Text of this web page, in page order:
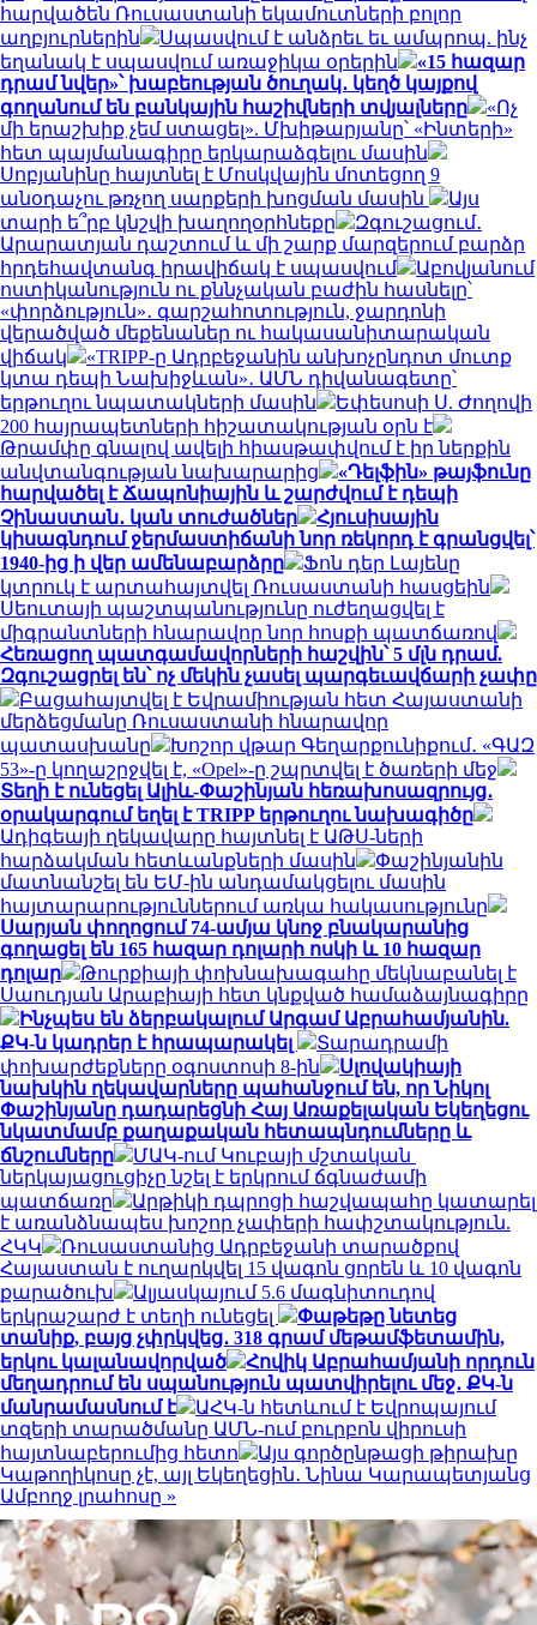
հարվածեն Ռուսաստանի եկամուտների բոլոր
աղբյուրներին
Սպասվում է անձրեւ եւ ամպրոպ. ինչ
եղանակ է սպասվում առաջիկա օրերին
«15 հազար
դրամ նվեր»՝ խաբեության ծուղակ․ կեղծ կայքով
գողանում են բանկային հաշիվների տվյալները
«Ոչ
մի երաշխիք չեմ ստացել». Մխիթարյանը՝ «Ինտերի»
հետ պայմանագիրը երկարաձգելու մասին
Սոբյանինը հայտնել է Մոսկվային մոտեցող 9
անօդաչու թռչող սարքերի խոցման մասին
Այս
տարի ե՞րբ կնշվի խաղողօրհնեքը
Զգուշացում․
Արարատյան դաշտում և մի շարք մարզերում բարձր
հրդեհավտանգ իրավիճակ է սպասվում
Աբովյանում
ոստիկանություն ու քննչական բաժին հասնելը՝
«փորձություն»․ գարշահոտություն, ջարդոնի
վերածված մեքենաներ ու հակասանիտարական
վիճակ
«TRIPP-ը Ադրբեջանին անխոչընդոտ մուտք
կտա դեպի Նախիջևան»․ ԱՄՆ դիվանագետը՝
երթուղու նպատակների մասին
Եփեսոսի Ս. Ժողովի
200 հայրապետների հիշատակության օրն է
Թրամփը գնալով ավելի հիասթափվում է իր ներքին
անվտանգության նախարարից
«Դելֆին» թայֆունը
հարվածել է Ճապոնիային և շարժվում է դեպի
Չինաստան․ կան տուժածներ
Հյուսիսային
կիսագնդում ջերմաստիճանի նոր ռեկորդ է գրանցվել՝
1940-ից ի վեր ամենաբարձրը
Ֆոն դեր Լայենը
կտրուկ է արտահայտվել Ռուսաստանի հասցեին
Սեուտայի ​​պաշտպանությունը ուժեղացվել է
միգրանտների հնարավոր նոր հոսքի պատճառով
Հեռացող պատգամավորների հաշվին՝ 5 մլն դրամ.
Զգուշացրել են՝ ոչ մեկին չասել պարգեւավճարի չափը
Բացահայտվել է Եվրամիության հետ Հայաստանի
մերձեցմանը Ռուսաստանի հնարավոր
պատասխանը
Խոշոր վթար Գեղարքունիքում․ «ԳԱԶ
53»-ը կողաշրջվել է, «Opel»-ը շպրտվել է ծառերի մեջ
Տեղի է ունեցել Ալիև-Փաշինյան հեռախոսազրույց․
օրակարգում եղել է TRIPP երթուղու նախագիծը
Ադիգեայի ղեկավարը հայտնել է ԱԹՍ-ների
հարձակման հետևանքների մասին
Փաշինյանին
մատնանշել են ԵՄ-ին անդամակցելու մասին
հայտարարություններում առկա հակասությունը
Սարյան փողոցում 74-ամյա կնոջ բնակարանից
գողացել են 165 հազար դոլարի ոսկի և 10 հազար
դոլար
Թուրքիայի փոխնախագահը մեկնաբանել է
Սաուդյան Արաբիայի հետ կնքված համաձայնագիրը
Ինչպես են ձերբակալում Արգամ Աբրահամյանին.
ՔԿ-ն կադրեր է հրապարակել
Տարադրամի
փոխարժեքները օգոստոսի 8-ին
Սլովակիայի
նախկին ղեկավարները պահանջում են, որ Նիկոլ
Փաշինյանը դադարեցնի Հայ Առաքելական Եկեղեցու
նկատմամբ քաղաքական հետապնդումները և
ճնշումները
ՄԱԿ-ում Կուբայի մշտական ​​
ներկայացուցիչը նշել է երկրում ճգնաժամի
պատճառը
Արթիկի դպրոցի հաշվապահը կատարել
է առանձնապես խոշոր չափերի հափշտակություն.
ՀԿԿ
Ռուսաստանից Ադրբեջանի տարածքով
Հայաստան է ուղարկվել 15 վագոն ցորեն և 10 վագոն
քարածուխ
Ալյասկայում 5.6 մագնիտուդով
երկրաշարժ է տեղի ունեցել
Փաթեթը նետեց
տանիք, բայց չփրկվեց․ 318 գրամ մեթամֆետամին,
երկու կալանավորված
Հովիկ Աբրահամյանի որդուն
մեղադրում են սպանություն պատվիրելու մեջ․ ՔԿ-ն
մանրամասնում է
ԱՀԿ-ն հետևում է Եվրոպայում
տզերի տարածմանը ԱՄՆ-ում բուրբոն վիրուսի
հայտնաբերումից հետո
Այս գործընթացի թիրախը
Կաթողիկոսը չէ, այլ Եկեղեցին․ Նինա Կարապետյանց
Ամբողջ լրահոսը »